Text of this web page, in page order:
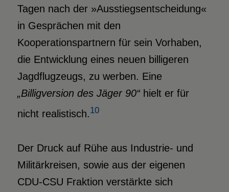
Tagen nach der »Ausstiegsentscheidung«
in Gesprächen mit den
Kooperationspartnern für sein Vorhaben,
die Entwicklung eines neuen billigeren
Jagdflugzeugs, zu werben. Eine
„Billigversion des Jäger 90“hielt er für
nicht realistisch.10
Der Druck auf Rühe aus Industrie- und
Militärkreisen, sowie aus der eigenen
CDU-CSU Fraktion verstärkte sich